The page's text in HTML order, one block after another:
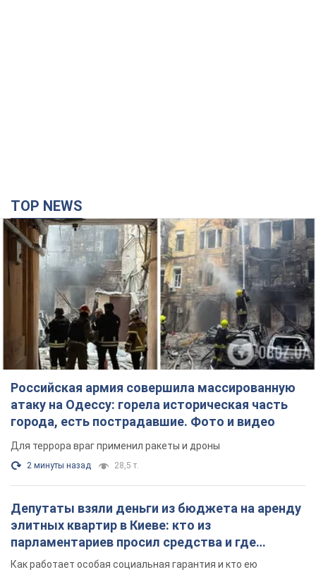
TOP NEWS
Российская армия совершила массированную
атаку на Одессу: горела историческая часть
города, есть пострадавшие. Фото и видео
Для террора враг применил ракеты и дроны
2 минуты назад 28,5 т.
Депутаты взяли деньги из бюджета на аренду
элитных квартир в Киеве: кто из
парламентариев просил средства и где
поселился
Как работает особая социальная гарантия и кто ею